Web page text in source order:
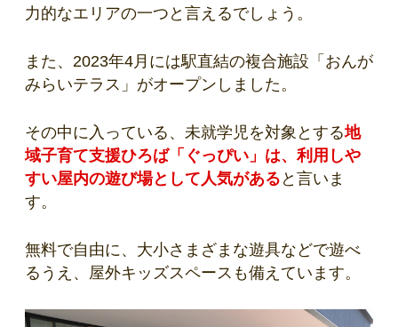
力的なエリアの一つと言えるでしょう。
また、2023年4月には駅直結の複合施設「おんが
みらいテラス」がオープンしました。
その中に入っている、未就学児を対象とする地
域子育て支援ひろば「ぐっぴい」は、利用しや
すい屋内の遊び場として人気がある と言いま
す。
無料で自由に、大小さまざまな遊具などで遊べ
るうえ、屋外キッズスペースも備えています。